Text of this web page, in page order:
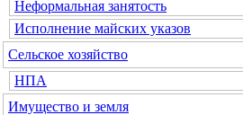
Неформальная занятость
Исполнение майских указов
Сельское хозяйство
НПА
Имущество и земля